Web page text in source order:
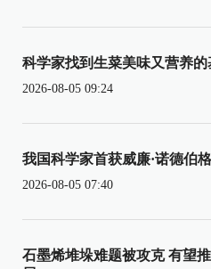
科学家找到生菜美味又营养的
2026-08-05 09:24
我国科学家首获威廉·诺德伯
2026-08-05 07:40
石墨烯堆垛难题被攻克 有望